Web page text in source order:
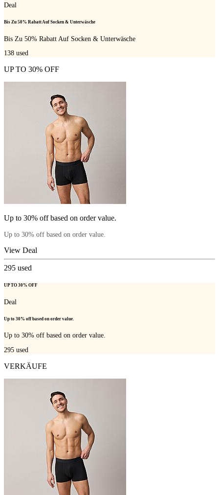
Deal
Bis Zu 50% Rabatt Auf Socken & Unterwäsche
Bis Zu 50% Rabatt Auf Socken & Unterwäsche
138 used
UP TO 30% OFF
Up to 30% off based on order value.
Up to 30% off based on order value.
View Deal
295 used
UP TO 30% OFF
Deal
Up to 30% off based on order value.
Up to 30% off based on order value.
295 used
VERKÄUFE